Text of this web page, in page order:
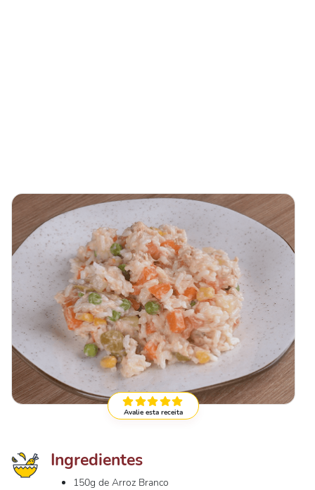
Avalie esta receita
Ingredientes
150g de Arroz Branco